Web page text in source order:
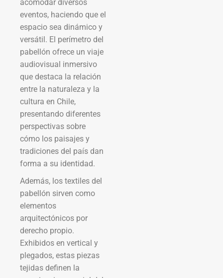
acomodar diversos
eventos, haciendo que el
espacio sea dinámico y
versátil. El perímetro del
pabellón ofrece un viaje
audiovisual inmersivo
que destaca la relación
entre la naturaleza y la
cultura en Chile,
presentando diferentes
perspectivas sobre
cómo los paisajes y
tradiciones del país dan
forma a su identidad.
Además, los textiles del
pabellón sirven como
elementos
arquitectónicos por
derecho propio.
Exhibidos en vertical y
plegados, estas piezas
tejidas definen la